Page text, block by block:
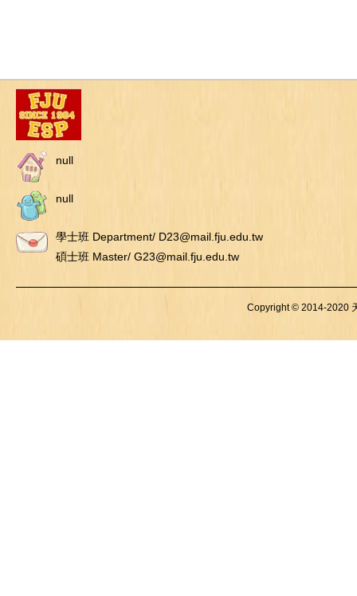
null
null
學士班 Department/ D23@mail.fju.edu.tw
碩士班 Master/ G23@mail.fju.edu.tw
Copyright © 2014-2020